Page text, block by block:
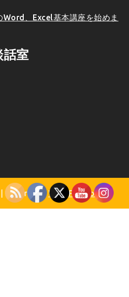
、Excel基本講座を始めま
話室
| Powered byWordPress.org